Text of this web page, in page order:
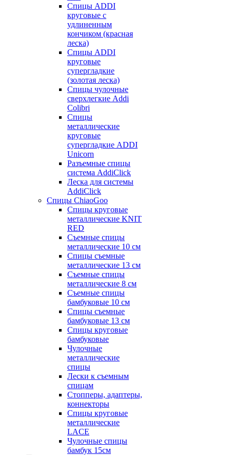
Спицы ADDI
круговые с
удлиненным
кончиком (красная
леска)
Спицы ADDI
круговые
супергладкие
(золотая леска)
Спицы чулочные
сверхлегкие Addi
Colibri
Спицы
металлические
круговые
супергладкие ADDI
Unicorn
Разъемные спицы
система AddiClick
Леска для системы
AddiClick
Спицы ChiaoGoo
Спицы круговые
металлические KNIT
RED
Съемные спицы
металлические 10 см
Спицы съемные
металлические 13 см
Съемные спицы
металлические 8 см
Съемные спицы
бамбуковые 10 см
Спицы съемные
бамбуковые 13 см
Спицы круговые
бамбуковые
Чулочные
металлические
спицы
Лески к съемным
спицам
Стопперы, адаптеры,
коннекторы
Спицы круговые
металлические
LACE
Чулочные спицы
бамбук 15см